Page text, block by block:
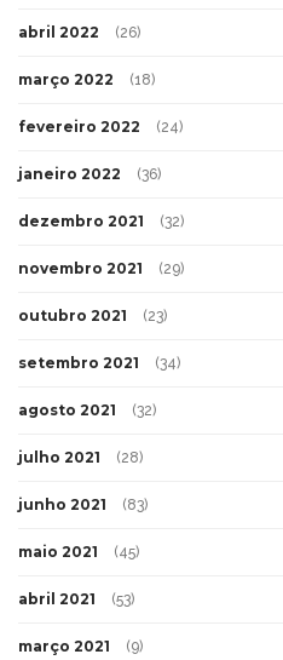
abril 2022 (26)
março 2022 (18)
fevereiro 2022 (24)
janeiro 2022 (36)
dezembro 2021 (32)
novembro 2021 (29)
outubro 2021 (23)
setembro 2021 (34)
agosto 2021 (32)
julho 2021 (28)
junho 2021 (83)
maio 2021 (45)
abril 2021 (53)
março 2021 (9)